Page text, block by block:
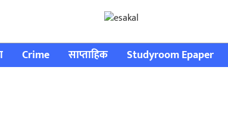
Crime साप्ताहिक Studyroom Epaper